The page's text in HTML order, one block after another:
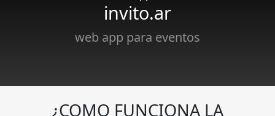
invito.ar
web app para eventos
¿COMO FUNCIONA LA